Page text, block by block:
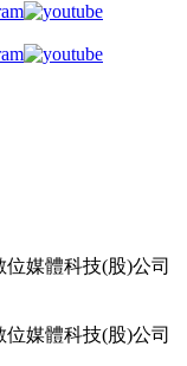
位媒體科技(股)公司
位媒體科技(股)公司